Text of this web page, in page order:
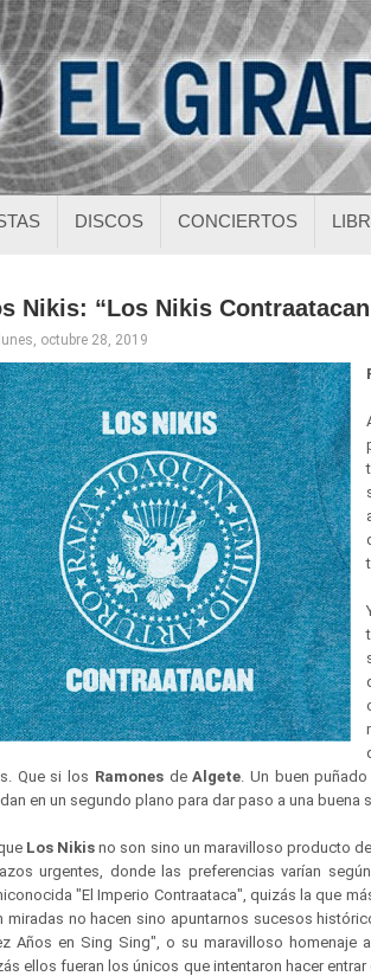
DISCOS CONCIERTOS
Nikis: “Los Nikis
lunes, octubre 28, 2019
Que si los RamonesdeAlgete. Un buen
en un segundo plano para dar paso a una
Los Nikis no son sino un maravilloso producto
urgentes, donde las preferencias varían
"El Imperio Contraataca", quizás la que
miradas no hacen sino apuntarnos sucesos
Años en Sing Sing", o su maravilloso homenaje
ellos fueran los únicos que intentaron hacer